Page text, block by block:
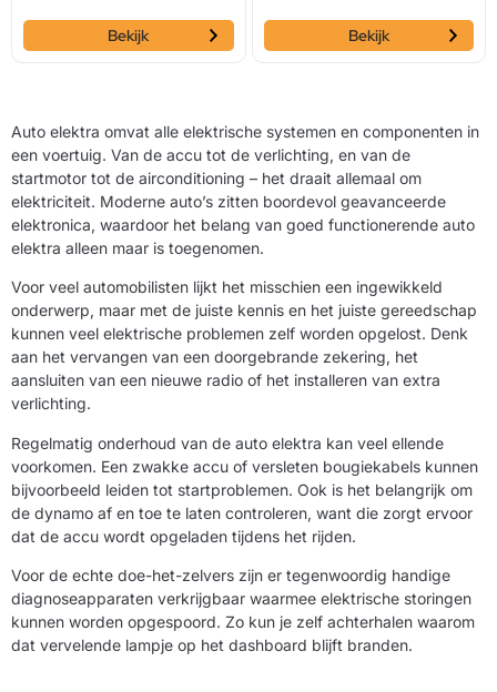
Bekijk Bekijk
Auto elektra omvat alle elektrische systemen en componenten in
een voertuig. Van de accu tot de verlichting, en van de
startmotor tot de airconditioning – het draait allemaal om
elektriciteit. Moderne auto’s zitten boordevol geavanceerde
elektronica, waardoor het belang van goed functionerende auto
elektra alleen maar is toegenomen.
Voor veel automobilisten lijkt het misschien een ingewikkeld
onderwerp, maar met de juiste kennis en het juiste gereedschap
kunnen veel elektrische problemen zelf worden opgelost. Denk
aan het vervangen van een doorgebrande zekering, het
aansluiten van een nieuwe radio of het installeren van extra
verlichting.
Regelmatig onderhoud van de auto elektra kan veel ellende
voorkomen. Een zwakke accu of versleten bougiekabels kunnen
bijvoorbeeld leiden tot startproblemen. Ook is het belangrijk om
de dynamo af en toe te laten controleren, want die zorgt ervoor
dat de accu wordt opgeladen tijdens het rijden.
Voor de echte doe-het-zelvers zijn er tegenwoordig handige
diagnoseapparaten verkrijgbaar waarmee elektrische storingen
kunnen worden opgespoord. Zo kun je zelf achterhalen waarom
dat vervelende lampje op het dashboard blijft branden.